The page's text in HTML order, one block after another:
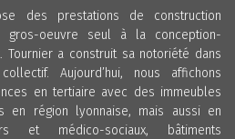
des prestations de construction
gros-oeuvre seul à la conception-
a construit sa notoriété dans
Aujourd’hui, nous affichons
en tertiaire avec des immeubles
en région lyonnaise, mais aussi en
et médico-sociaux, bâtiments